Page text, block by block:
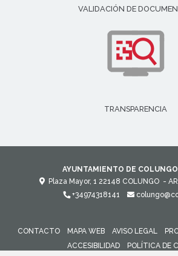
VALIDACIÓN DE
TRANSPARENCIA
AYUNTAMIENTO DE
Plaza Mayor, 1 22148 COLUNGO -
+34974318141
CONTACTO MAPA WEB AVISO LEGAL
ACCESIBILIDAD
POLÍTICA DE